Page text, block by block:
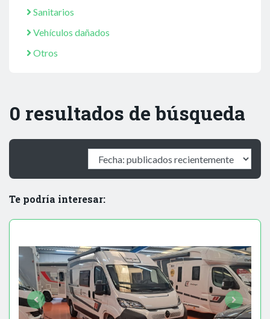
Sanitarios
Vehículos dañados
Otros
0 resultados de búsqueda
Te podría interesar: